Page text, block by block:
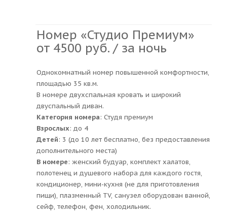
Номер «Студио Премиум»
от 4500 руб. / за ночь
Однокомнатный номер повышенной комфортности,
площадью 35 кв.м.
В номере двухспальная кровать и широкий
двуспальный диван.
Категория номера: Студя премиум
Взрослых: до 4
Детей: 3 (до 10 лет бесплатно, без предоставления
дополнительного места)
В номере: женский будуар, комплект халатов,
полотенец и душевого набора для каждого гостя,
кондиционер, мини-кухня (не для приготовления
пищи), плазменный TV, санузел оборудован ванной,
сейф, телефон, фен, холодильник.